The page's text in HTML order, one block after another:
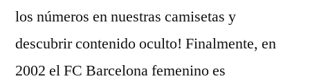
los números en nuestras camisetas y
descubrir contenido oculto! Finalmente, en
2002 el FC Barcelona femenino es